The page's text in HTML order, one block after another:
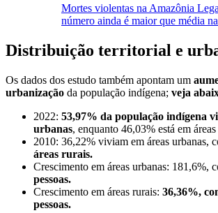
Mortes violentas na Amazônia
número ainda é maior que média
Distribuição territorial e
Os dados dos estudo também apontam um
urbanização da população indígena; veja
2022: 53,97% da população indígena
urbanas, enquanto 46,03% está em
2010: 36,22% viviam em áreas urbanas,
áreas rurais.
Crescimento em áreas urbanas: 181,6%,
pessoas.
Crescimento em áreas rurais: 36,36%,
pessoas.